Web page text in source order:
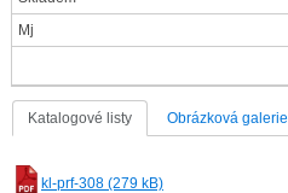
Mj
Katalogové listy Obrázková galerie
kl-prf-308 (279 kB)